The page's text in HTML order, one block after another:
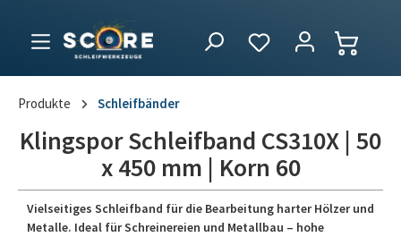
Produkte Schleifbänder
Klingspor Schleifband CS310X | 50
x 450 mm | Korn 60
Vielseitiges Schleifband für die Bearbeitung harter Hölzer und
Metalle. Ideal für Schreinereien und Metallbau – hohe